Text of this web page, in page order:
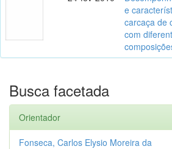
e
carcaça de
com
Busca facetada
Orientador
Fonseca, Carlos Elysio Moreira da